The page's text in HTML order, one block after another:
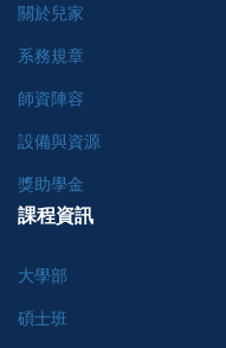
關於兒家
系務規章
師資陣容
設備與資源
獎助學金
課程資訊
大學部
碩士班